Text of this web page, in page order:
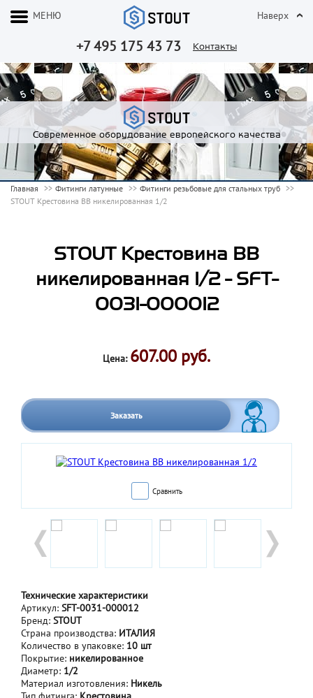
+7 495 175 43 73 Контакты
МЕНЮ Наверх
Современное оборудование европейского качества
Главная Фитинги латунные
Фитинги резьбовые для стальных труб
STOUT Крестовина ВВ никелированная 1/2
STOUT Крестовина ВВ
никелированная 1/2 - SFT-
0031-000012
Цена: 607.00 руб.
Заказать
Сравнить
Технические характеристики
Артикул: SFT-0031-000012
Бренд: STOUT
Страна производства: ИТАЛИЯ
Количество в упаковке: 10 шт
Покрытие: никелированное
Диаметр: 1/2
Материал изготовления: Никель